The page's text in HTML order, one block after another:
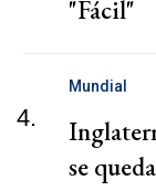
"Fácil"
4.
Mundial
se